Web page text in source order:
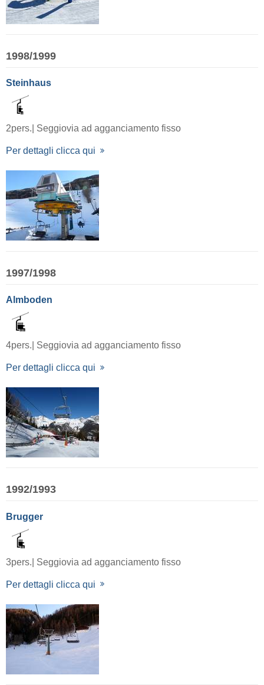
1998/1999
Steinhaus
2pers.| Seggiovia ad agganciamento fisso
Per dettagli clicca qui
1997/1998
Almboden
4pers.| Seggiovia ad agganciamento fisso
Per dettagli clicca qui
1992/1993
Brugger
3pers.| Seggiovia ad agganciamento fisso
Per dettagli clicca qui